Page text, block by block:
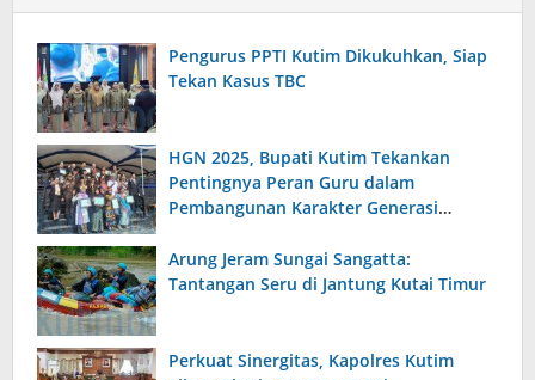
Pengurus PPTI Kutim Dikukuhkan, Siap
Tekan Kasus TBC
HGN 2025, Bupati Kutim Tekankan
Pentingnya Peran Guru dalam
Pembangunan Karakter Generasi
Arung Jeram Sungai Sangatta:
Tantangan Seru di Jantung Kutai Timur
Perkuat Sinergitas, Kapolres Kutim